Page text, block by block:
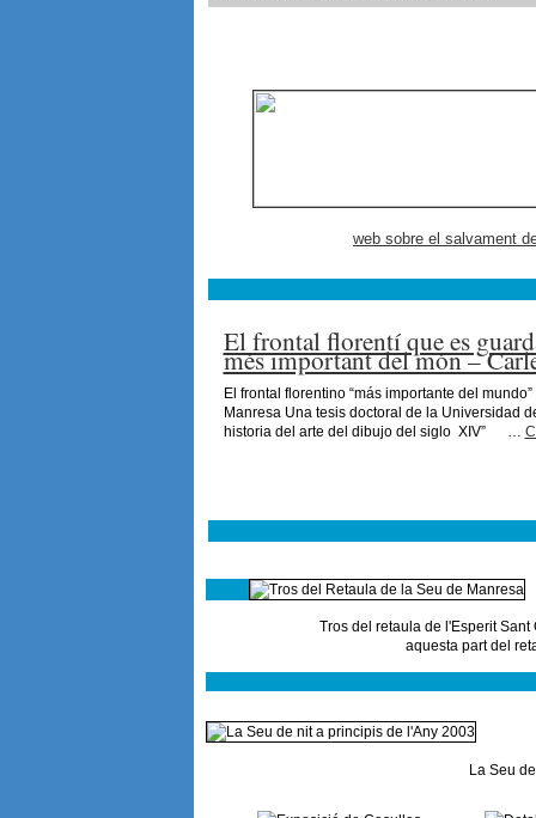
web sobre el salvament
El frontal florentí que es
més important del món –
El frontal florentino “más importante del
Manresa Una tesis doctoral de la Universidad
historia del arte del dibujo del siglo XIV” …
Tros del retaula de l'Esperit
aquesta part del
La Seu